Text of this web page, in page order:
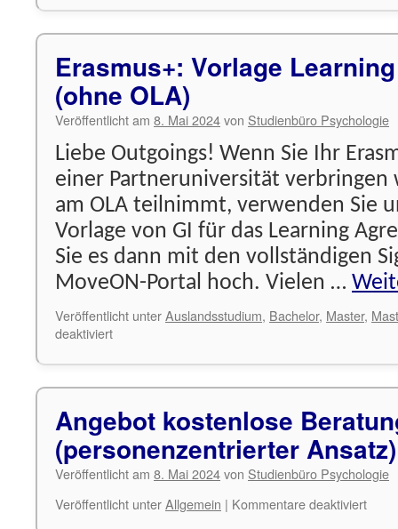
Erasmus+: Vorlage
(ohne OLA)
Veröffentlicht am 8. Mai 2024von Studienbüro Psychologie
Liebe Outgoings! Wenn Sie Ihr
einer Partneruniversität verbringen
am OLA teilnimmt, verwenden Sie
Vorlage von GI für das Learning
Sie es dann mit den vollständigen
MoveON-Portal hoch. Vielen …
Veröffentlicht unterAuslandsstudium, Bachelor, Master,
deaktiviertfür
Vorlage
Learning
(ohne
Angebot kostenlose
(personenzentrierter Ansatz)
Veröffentlicht am 8. Mai 2024von Studienbüro Psychologie
Veröffentlicht unterAllgemein | Kommentare deaktiviertfür